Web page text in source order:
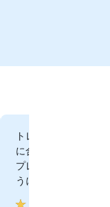
トレーナーは本当
に合わせてトレーニ
プレゼンテーション
うに多くの時間をか
た。